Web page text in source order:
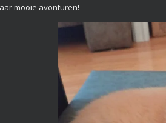
mooie avonturen!